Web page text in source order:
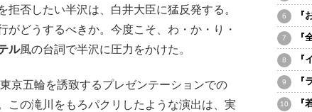
拒否したい半沢は、白井大臣に猛反発する。
がどうするべきか。今度こそ、わ・か・り・
ル風の台詞で半沢に圧力をかけた。
京五輪を誘致するプレゼンテーションでの
この滝川をもろパクリしたような演出は、実
『
『
『
『
『